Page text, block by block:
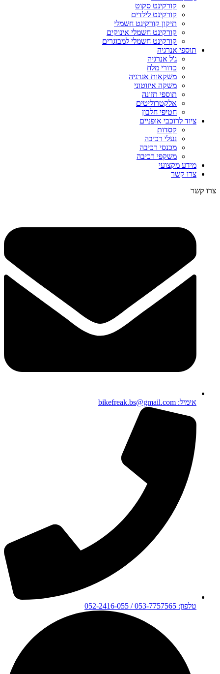
קורקינט סקוט
קורקינט לילדים
תיקון קורקינט חשמלי
קורקינט חשמלי אינוקים
קורקינט חשמלי למבוגרים
תוספי אנרגיה
ג'ל אנרגיה
כדורי מלח
משקאות אנרגיה
משקה איזוטוני
תוספי תזונה
אלקטרוליטים
חטיפי חלבון
ציוד לרוכבי אופניים
קסדות
נעלי רכיבה
מכנסי רכיבה
משקפי רכיבה
מידע מקצועי
צרו קשר
צרו קשר
אימיל: bikefreak.bs@gmail.com
טלפון: 053-7757565 / 052-2416-055